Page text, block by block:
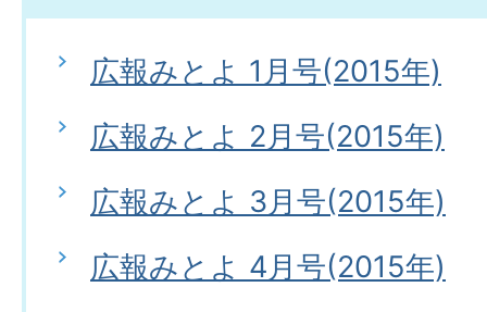
広報みとよ 1月号(2015年)
広報みとよ 2月号(2015年)
広報みとよ 3月号(2015年)
広報みとよ 4月号(2015年)